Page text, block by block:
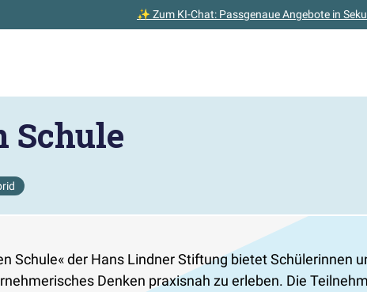
✨ Zum KI-Chat: Passgenaue Angebote in
Schule
Schule« der Hans Lindner Stiftung bietet Schülerinnen
Denken praxisnah zu erleben. Die